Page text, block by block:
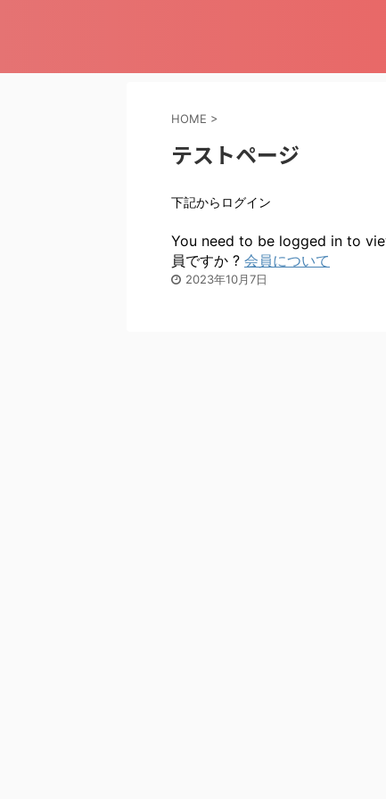
HOME >
テストページ
下記からログイン
You need to be logged in to
員ですか ? 会員について
2023年10月7日